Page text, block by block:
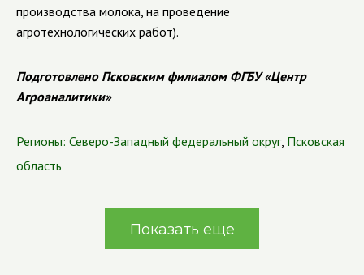
производства молока, на проведение
агротехнологических работ).
Подготовлено Псковским филиалом ФГБУ «Центр
Агроаналитики»
Регионы: Северо-Западный федеральный округ, Псковская
область
Показать еще